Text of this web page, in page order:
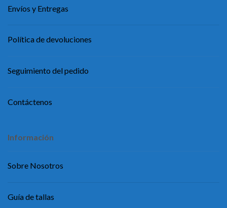
Envíos y Entregas
Política de devoluciones
Seguimiento del pedido
Contáctenos
Información
Sobre Nosotros
Guía de tallas